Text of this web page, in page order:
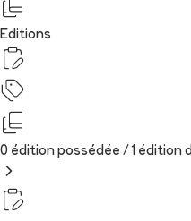
Editions
0 édition possédée / 1 édition